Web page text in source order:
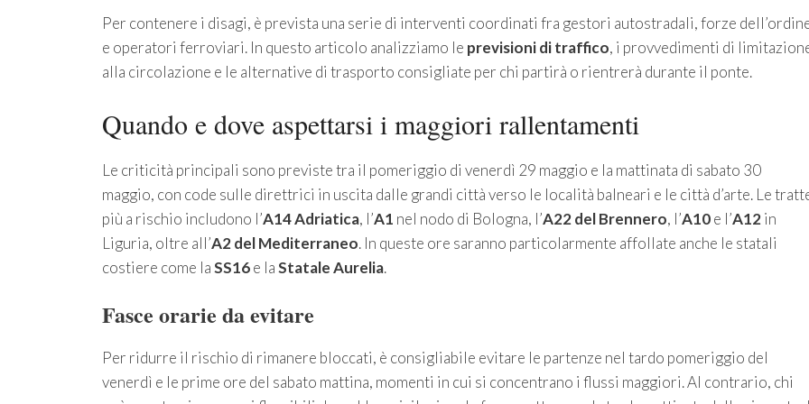
Per contenere i disagi, è prevista una serie di interventi coordinati fra gestori autostradali, forze
e operatori ferroviari. In questo articolo analizziamo le previsioni di traffico, i provvedimenti di
alla circolazione e le alternative di trasporto consigliate per chi partirà o rientrerà durante il ponte.
Quando e dove aspettarsi i maggiori rallentamenti
Le criticità principali sono previste tra il pomeriggio di venerdì 29 maggio e la mattinata di sabato 30
maggio, con code sulle direttrici in uscita dalle grandi città verso le località balneari e le città d’arte. Le
più a rischio includono l’A14 Adriatica, l’A1 nel nodo di Bologna, l’A22 del Brennero, l’A10e l’A12in
Liguria, oltre all’A2 del Mediterraneo. In queste ore saranno particolarmente affollate anche le statali
costiere come laSS16e laStatale Aurelia.
Fasce orarie da evitare
Per ridurre il rischio di rimanere bloccati, è consigliabile evitare le partenze nel tardo pomeriggio del
venerdì e le prime ore del sabato mattina, momenti in cui si concentrano i flussi maggiori. Al contrario, chi